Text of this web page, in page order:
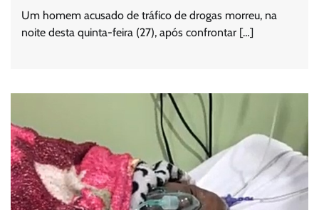
Um homem acusado de tráfico de drogas morreu, na
noite desta quinta-feira (27), após confrontar […]